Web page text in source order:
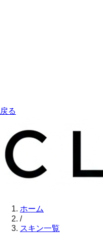
戻る
ホーム
/
スキン一覧